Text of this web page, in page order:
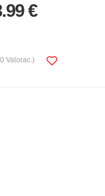
€
Valorac.)